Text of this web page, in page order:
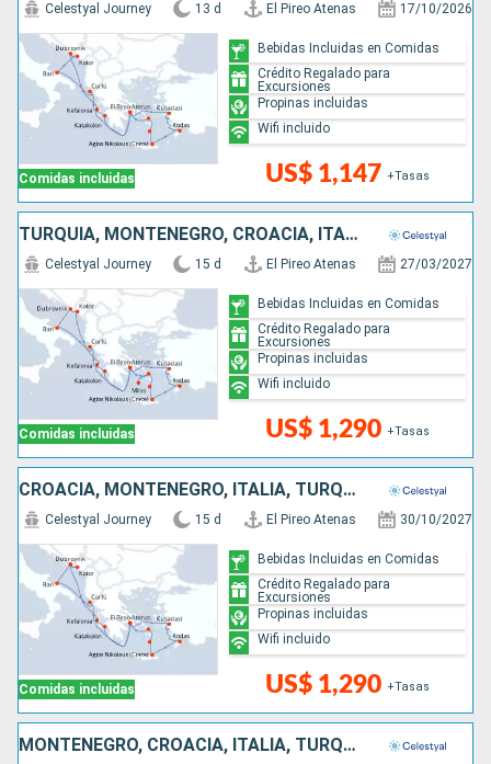
Comidas incluidas
Celestyal Journey 13 d El Pireo Atenas 17/10/2026
US$ 1,147 +Tasas
Bebidas Incluidas en Comidas
Crédito Regalado para
Excursiones
Propinas incluidas
Wifi incluido
TURQUÍA, MONTENEGRO, CROACIA, ITALIA, GRECIA
Comidas incluidas
Celestyal Journey 15 d El Pireo Atenas 27/03/2027
US$ 1,290 +Tasas
Bebidas Incluidas en Comidas
Crédito Regalado para
Excursiones
Propinas incluidas
Wifi incluido
CROACIA, MONTENEGRO, ITALIA, TURQUÍA, GRECIA
Comidas incluidas
Celestyal Journey 15 d El Pireo Atenas 30/10/2027
US$ 1,290 +Tasas
Bebidas Incluidas en Comidas
Crédito Regalado para
Excursiones
Propinas incluidas
Wifi incluido
MONTENEGRO, CROACIA, ITALIA, TURQUÍA, GRECIA